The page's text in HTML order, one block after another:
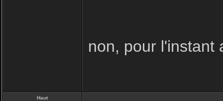
non, pour l'instant
Haut